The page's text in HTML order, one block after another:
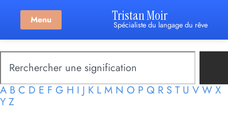
Menu Tristan Moir
Spécialiste du langage du rêve
A B C D E F G H I J K L M N O P Q R S T U V W X
Y Z